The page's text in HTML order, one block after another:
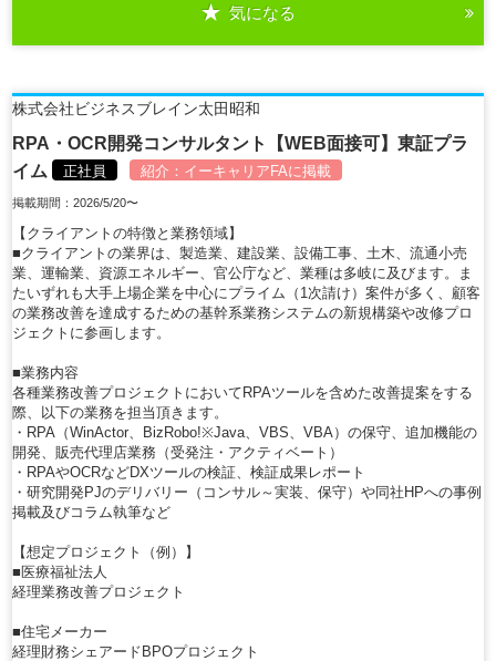
気になる
株式会社ビジネスブレイン太田昭和
RPA・OCR開発コンサルタント【WEB面接可】東証プラ
イム
正社員 紹介： イーキャリアFAに掲載
掲載期間：2026/5/20〜
【クライアントの特徴と業務領域】
■クライアントの業界は、製造業、建設業、設備工事、土木、流通小売
業、運輸業、資源エネルギー、官公庁など、業種は多岐に及びます。ま
たいずれも大手上場企業を中心にプライム（1次請け）案件が多く、顧客
の業務改善を達成するための基幹系業務システムの新規構築や改修プロ
ジェクトに参画します。
■業務内容
各種業務改善プロジェクトにおいてRPAツールを含めた改善提案をする
際、以下の業務を担当頂きます。
・RPA（WinActor、BizRobo!※Java、VBS、VBA）の保守、追加機能の
開発、販売代理店業務（受発注・アクティベート）
・RPAやOCRなどDXツールの検証、検証成果レポート
・研究開発PJのデリバリー（コンサル～実装、保守）や同社HPへの事例
掲載及びコラム執筆など
【想定プロジェクト（例）】
■医療福祉法人
経理業務改善プロジェクト
■住宅メーカー
経理財務シェアードBPOプロジェクト